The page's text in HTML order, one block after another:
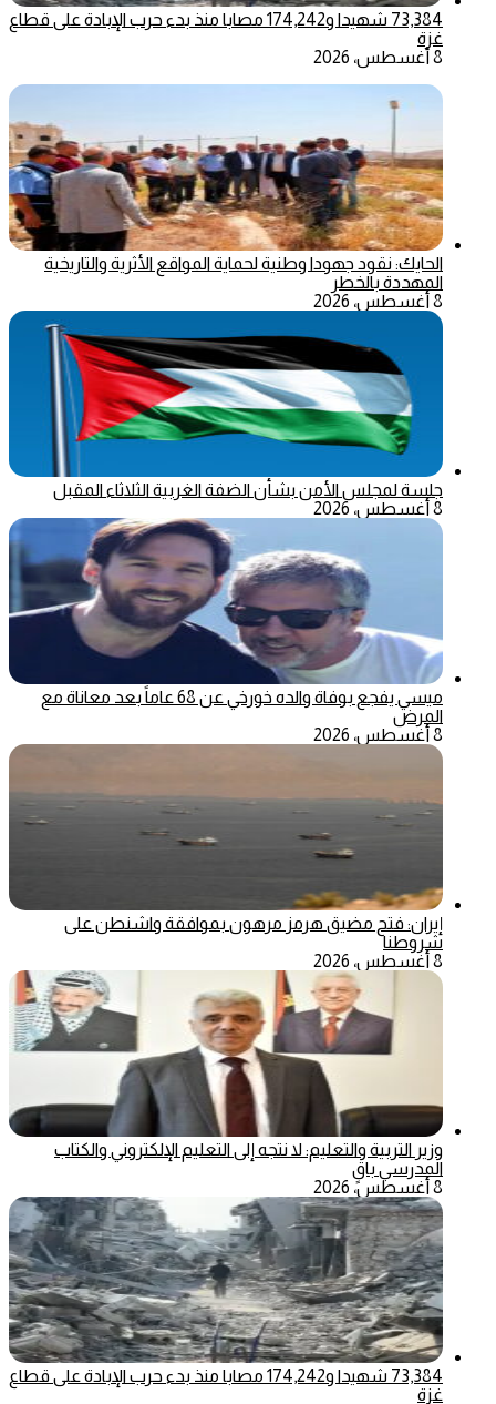
73,384 شهيدا و174,242 مصابا منذ بدء حرب الإبادة على قطاع
غزة
8 أغسطس، 2026
الحايك: نقود جهودا وطنية لحماية المواقع الأثرية والتاريخية
المهددة بالخطر
8 أغسطس، 2026
جلسة لمجلس الأمن بشأن الضفة الغربية الثلاثاء المقبل
8 أغسطس، 2026
ميسي يفجع بوفاة والده خورخي عن 68 عاماً بعد معاناة مع
المرض
8 أغسطس، 2026
إيران: فتح مضيق هرمز مرهون بموافقة واشنطن على
شروطنا
8 أغسطس، 2026
وزير التربية والتعليم: لا نتجه إلى التعليم الإلكتروني والكتاب
المدرسي باقٍ
8 أغسطس، 2026
73,384 شهيدا و174,242 مصابا منذ بدء حرب الإبادة على قطاع
غزة